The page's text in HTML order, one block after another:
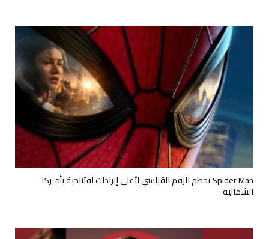
Spider Man يحطم الرقم القياسي لأعلى إيرادات افتتاحية بأميركا
الشمالية